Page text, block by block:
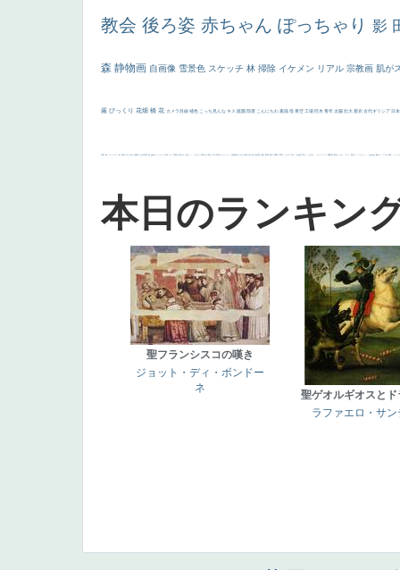
教会 後ろ姿 赤ちゃん ぽっちゃり 影
森 静物画 自画像 雪景色 スケッチ 林 掃除 イケメン リアル 宗教画 肌が
厳 びっくり 花畑 橋 花 カメラ目線 補色 こっち見んな キス 庭園 部屋 こんにちわ 素描 塔 青空 工場 巨木 青年 太陽 壮大 着衣 古代ギリシア 日
画質 last ヴィーナス 剣 白人少女 食事中 山本芳翠 麦 alciato ハーレム 女神 ローマ教皇 奥行き 火起こし シスター 東方の三博士 114514 かっこいい 受胎告知 天から覗き込む顔 設計図 挿絵 群衆 親子 裸婦 可愛い ピサロ ＃名画で学ぶ「たるみ」 ニーソックス 躍動感 黄色 こわい コート 畦道 レンブラント・ sekkusu 暖かい バブみ 靴下 ショッ
本日のランキン
聖フランシスコの嘆き
ジョット・ディ・ボンドー
ネ
聖ゲオルギオスとド
ラファエロ・サン